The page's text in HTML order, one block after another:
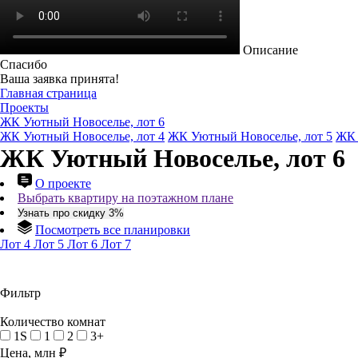
Описание
Спасибо
Ваша заявка принята!
Главная страница
Проекты
ЖК Уютный Новоселье, лот 6
ЖК Уютный Новоселье, лот 4 ЖК Уютный Новоселье, лот 5 ЖК
ЖК Уютный Новоселье, лот 6
О проекте
Выбрать квартиру на поэтажном плане
Узнать про скидку 3%
Посмотреть все планировки
Лот 4 Лот 5 Лот 6 Лот 7
Фильтр
Количество комнат
1S
1 2
3+
Цена, млн ₽